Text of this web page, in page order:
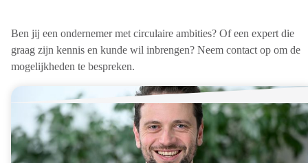
Ben jij een ondernemer met circulaire ambities? Of een expert die
graag zijn kennis en kunde wil inbrengen? Neem contact op om de
mogelijkheden te bespreken.